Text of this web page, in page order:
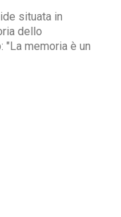
situata in
dello
memoria è un